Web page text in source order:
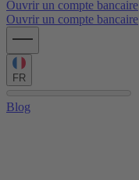
Ouvrir un compte bancaire
Ouvrir un compte bancaire
FR
Blog